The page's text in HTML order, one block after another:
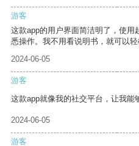
游客
这款app的用户界面简洁明了，使
悉操作。我不用看说明书，就可以轻
2024-06-05
游客
这款app就像我的社交平台，让我能
2024-06-05
游客